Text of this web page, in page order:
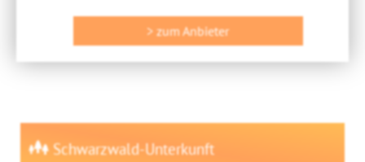
> zum Anbieter
Schwarzwald-Unterkunft